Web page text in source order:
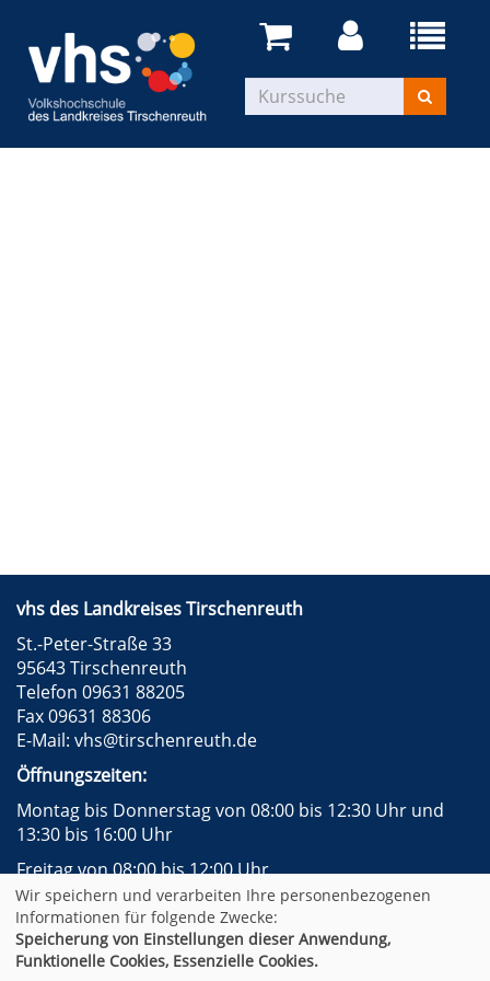
vhs des Landkreises Tirschenreuth
St.-Peter-Straße 33
95643 Tirschenreuth
Telefon 09631 88205
Fax 09631 88306
E-Mail: vhs@tirschenreuth.de
Öffnungszeiten:
Montag bis Donnerstag von 08:00 bis 12:30 Uhr und
13:30 bis 16:00 Uhr
Freitag von 08:00 bis 12:00 Uhr
Facebook
Instagram
Impressum
AGB
Datenschutzerklärung
Widerrufsformular
Newsletter
Sitemap
Wir speichern und verarbeiten Ihre personenbezogenen
Informationen für folgende Zwecke:
Speicherung von Einstellungen dieser Anwendung,
Funktionelle Cookies, Essenzielle Cookies.